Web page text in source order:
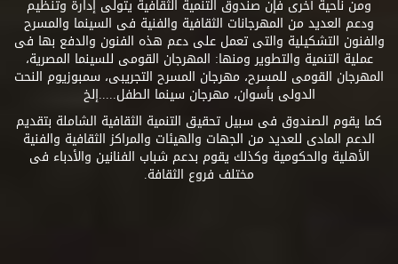
ومن ناحية أخرى فإن صندوق التنمية الثقافية يتولى إدارة وتنظيم
ودعم العديد من المهرجانات الثقافية والفنية فى السينما والمسرح
والفنون التشكيلية والتى تعمل على دعم هذه الفنون والدفع بها فى
عملية التنمية والتطوير ومنها: المهرجان القومى للسينما المصرية،
المهرجان القومى للمسرح، مهرجان المسرح التجريبى، سمبوزيوم النحت
الدولى بأسوان، مهرجان سينما الطفل.....إلخ
كما يقوم الصندوق فى سبيل تحقيق التنمية الثقافية الشاملة بتقديم
الدعم المادى للعديد من الجهات والهيئات والمراكز الثقافية والفنية
الأهلية والحكومية وكذلك يقوم بدعم شباب الفنانين والأدباء فى
مختلف فروع الثقافة.